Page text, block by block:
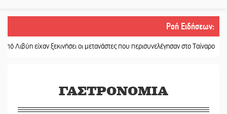
Ροή Ειδήσεων:
ξεκινήσει οι μετανάστες που περισυνελέγησαν στο Ταίναρο || Διακοπή
ΓΑΣΤΡΟΝΟΜΙΑ